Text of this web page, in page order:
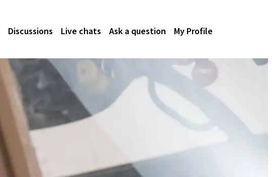
Discussions Live chats Ask a question My Profile